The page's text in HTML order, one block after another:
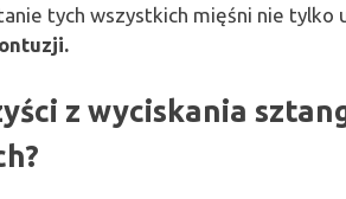
tych wszystkich mięśni nie tylko
z wyciskania